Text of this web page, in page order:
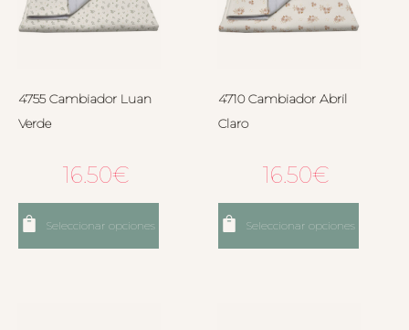
4755 Cambiador Luan
Verde
16.50€
Seleccionar opciones
4710 Cambiador Abril
Claro
16.50€
Seleccionar opciones